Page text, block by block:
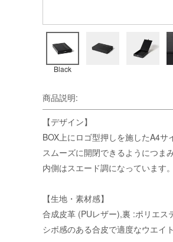
Black
商品説明:
【デザイン】
BOX上にロゴ型押しを施したA4サ
スムーズに開閉できるようにつま
内側はスエード調になっています。
【生地・素材感】
合成皮革 (PUレザー),裏 :ポリエス
シボ感のある合皮で適度なウエイ